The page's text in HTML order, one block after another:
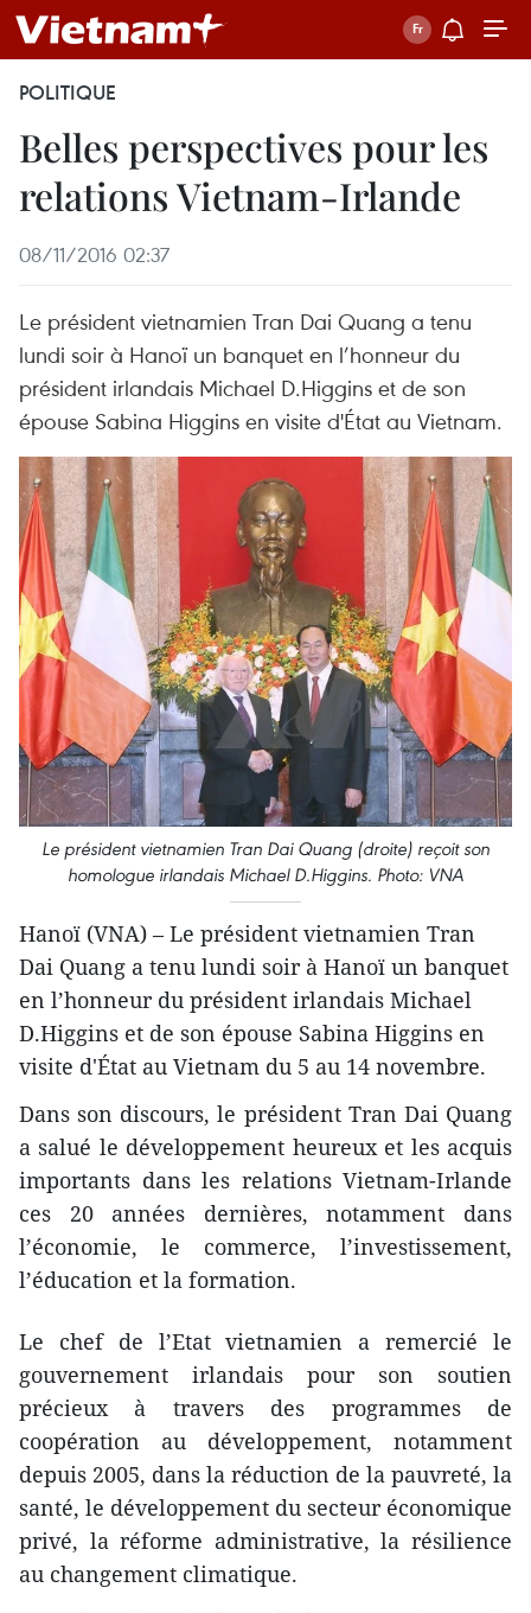
POLITIQUE
Belles perspectives pour les
relations Vietnam-Irlande
08/11/2016 02:37
Le président vietnamien Tran Dai Quang a tenu
lundi soir à Hanoï un banquet en l’honneur du
président irlandais Michael D.Higgins et de son
épouse Sabina Higgins en visite d'État au Vietnam.
Le président vietnamien Tran Dai Quang (droite) reçoit son
homologue irlandais Michael D.Higgins. Photo: VNA
Hanoï (VNA) – Le président vietnamien Tran
Dai Quang a tenu lundi soir à Hanoï un banquet
en l’honneur du président irlandais Michael
D.Higgins et de son épouse Sabina Higgins en
visite d'État au Vietnam du 5 au 14 novembre.
Dans son discours, le président Tran Dai Quang
a salué le développement heureux et ​les acquis
importants dans les relations Vietnam-Irlande
ces 20 années dernières, notamment dans
l’économie, le commerce, l’investissement,
l’éducation et la formation.
Le chef de l’Etat vietnamien a remercié le
gouvernement irlandais pour son soutien
précieux à travers des programmes de
coopération au développement, notamment
depuis 2005, dans la réduction de la pauvreté, la
santé, le développement du secteur économique
privé, la réforme administrative, la résilience
au changement climatique.